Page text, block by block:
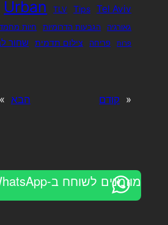
Tel Aviv
Tips
TLV
Urban
גאורגיה הגבעות הדרומיות חיות
פרות
פריחה צילום תדמית שחור
« קודם הבא »
מוזמנים לשוחח ב-WhatsApp